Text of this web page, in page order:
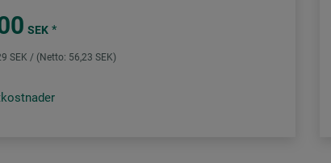
SEK *
SEK / (Netto: 56,23 SEK)